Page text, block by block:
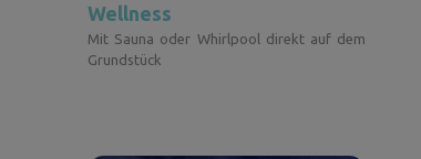
Wellness
Mit Sauna oder Whirlpool direkt auf dem
Grundstück